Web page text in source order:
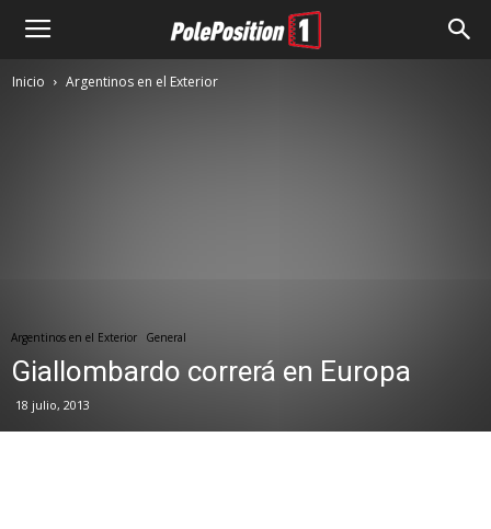
Inicio Argentinos en el Exterior
Argentinos en el Exterior General
Giallombardo correrá en Europa
18 julio, 2013